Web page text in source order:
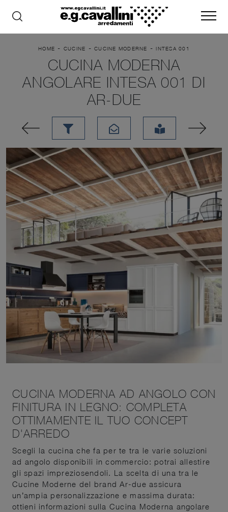
HOME - CUCINE -CUCINE MODERNE -INTESA 001
CUCINA MODERNA
ANGOLARE INTESA 001 DI
AR-DUE
CUCINA MODERNA AD ANGOLO CON
FINITURA IN LEGNO: COMPLETA
OTTIMAMENTE IL TUO CONCEPT
D'ARREDO
Scegli la cucina che fa per te tra le varie soluzioni
ad angolo disponibili in commercio: potrai allestire
gli spazi impreziosendoli. La scelta di una tra le
Cucine Moderne del brand Ar-due assicura
un’ampia personalizzazione e massima durata:
ottieni informazioni sulla Cucina Moderna angolare